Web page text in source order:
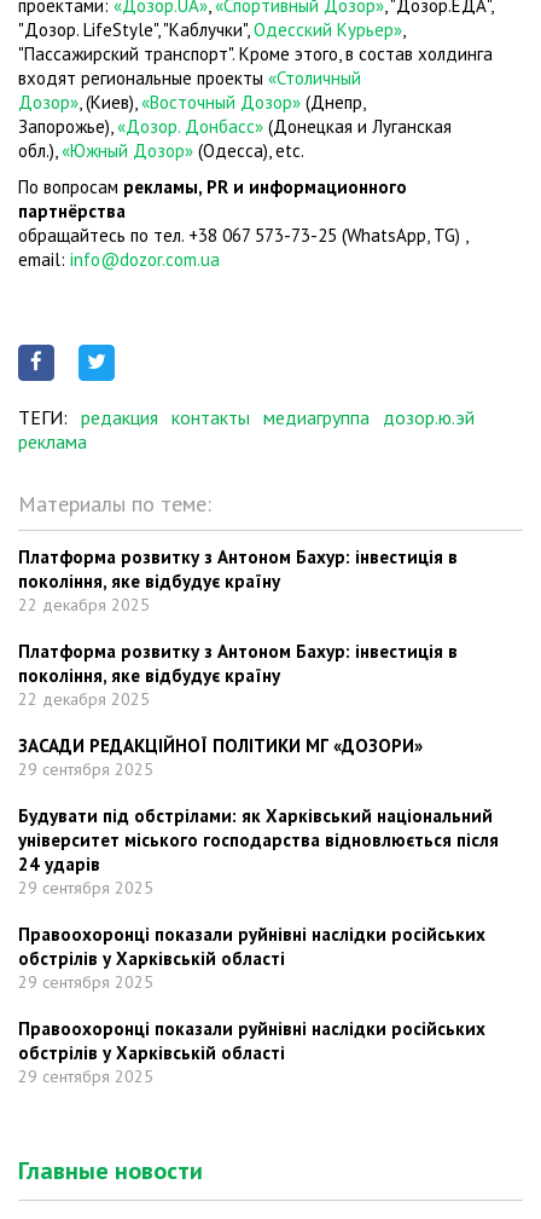
проектами: «Дозор.UA»,«Спортивный Дозор», "Дозор.ЕДА",
"Дозор. LifeStyle", "Каблучки",Одесский Курьер»,
"Пассажирский транспорт". Кроме этого, в состав холдинга
входят региональные проекты «Столичный
Дозор», (Киев),«Восточный Дозор» (Днепр,
Запорожье),«Дозор. Донбасс» (Донецкая и Луганская
обл.),«Южный Дозор» (Одесса), etc.
По вопросам рекламы, PR и информационного
партнёрства
обращайтесь по тел. +38 067 573-73-25 (WhatsApp, TG) ,
email: info@dozor.com.ua
ТЕГИ: редакция контакты медиагруппа дозор.ю.эй
реклама
Материалы по теме:
Платформа розвитку з Антоном Бахур: інвестиція в
покоління, яке відбудує країну
22 декабря 2025
Платформа розвитку з Антоном Бахур: інвестиція в
покоління, яке відбудує країну
22 декабря 2025
ЗАСАДИ РЕДАКЦІЙНОЇ ПОЛІТИКИ МГ «ДОЗОРИ»
29 сентября 2025
Будувати під обстрілами: як Харківський національний
університет міського господарства відновлюється після
24 ударів
29 сентября 2025
Правоохоронці показали руйнівні наслідки російських
обстрілів у Харківській області
29 сентября 2025
Правоохоронці показали руйнівні наслідки російських
обстрілів у Харківській області
29 сентября 2025
Главные новости